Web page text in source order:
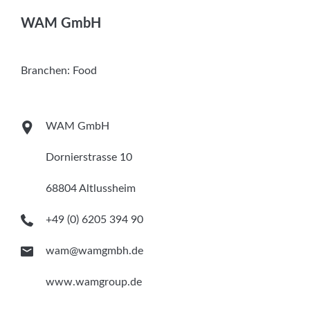
WAM GmbH
Branchen: Food
WAM GmbH
Dornierstrasse 10
68804 Altlussheim
+49 (0) 6205 394 90
wam@wamgmbh.de
www.wamgroup.de